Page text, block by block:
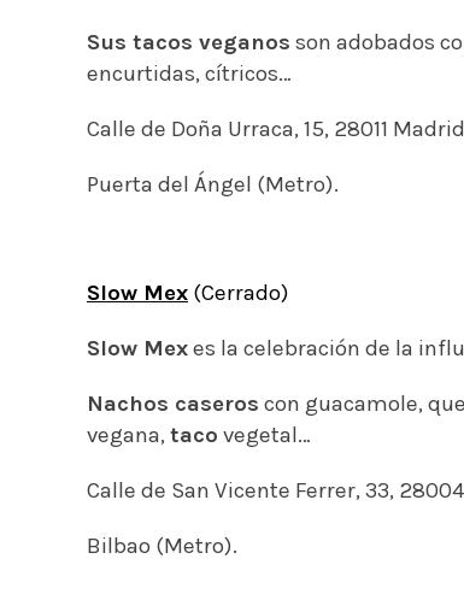
Sus tacos veganos son adobados
encurtidas, cítricos…
Calle de Doña Urraca, 15, 28011
Puerta del Ángel (Metro).
Slow Mex (Cerrado)
Slow Mexes la celebración de la
Nachos caseros con guacamole,
vegana, taco vegetal…
Calle de San Vicente Ferrer, 33,
Bilbao (Metro).